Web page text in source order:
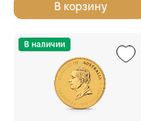
В корзину
В наличии